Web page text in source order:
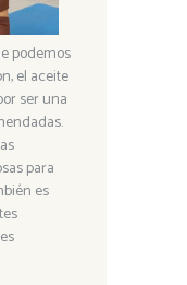
podemos
el aceite
ser una
para
es